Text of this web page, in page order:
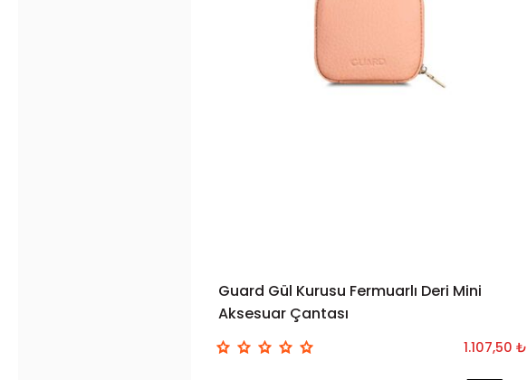
SEPETE EKLE
Guard Gül Kurusu Fermuarlı Deri Mini
Aksesuar Çantası
1.107,50 ₺